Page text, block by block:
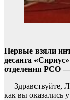
Первые взяли
десанта
отделения РСО
— Здравствуйте,
как вы оказались